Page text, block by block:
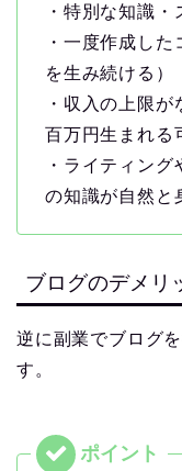
・特別な知識
・一度作成し
を生み続ける）
・収入の上限
百万円生まれる
・ライティン
の知識が自然と
ブログのデメリ
逆に副業でブログ
す。